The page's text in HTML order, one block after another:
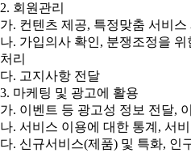
2. 회원관리
가. 컨텐츠 제공, 특정맞춤 서비스
나. 가입의사 확인, 분쟁조정을
처리
다. 고지사항 전달
3. 마케팅 및 광고에 활용
가. 이벤트 등 광고성 정보 전달,
나. 서비스 이용에 대한 통계, 서
다. 신규서비스(제품) 및 특화, 인